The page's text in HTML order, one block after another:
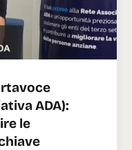
ADA):
le